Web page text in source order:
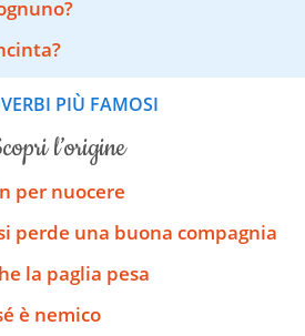
PIÙ FAMOSI
scopri l’origine
per nuocere
perde una buona compagnia
la paglia pesa
è nemico